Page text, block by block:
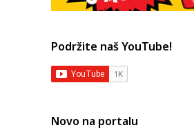
Podržite naš YouTube!
Novo na portalu